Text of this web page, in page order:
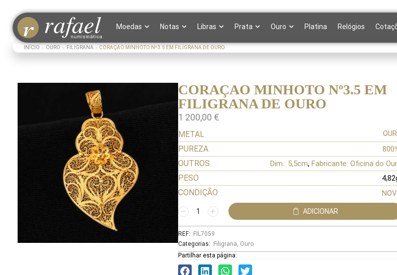
Moedas Notas Libras Prata Ouro Platina Relógios
INÍCIO OURO FILIGRANA CORAÇAO MINHOTO Nº3.5 EM FILIGRANA DE OURO
CORAÇAO MINHOTO Nº3.5 EM
FILIGRANA DE OURO
1 200,00 €
METAL
PUREZA
OUTROS Dim.: 5,5cm, Fabricante: Oficina do
PESO
CONDIÇÃO
ADICIONAR
REF:
FIL7059
Categorias:
Filigrana, Ouro
Partilhar esta página: